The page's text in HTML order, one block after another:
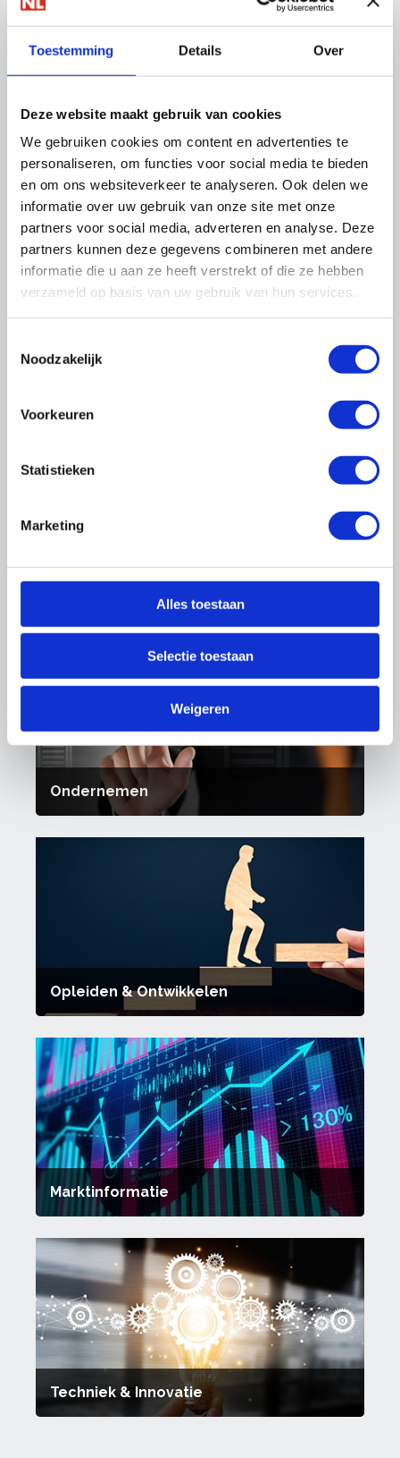
Toestemming Details Over
Deze website maakt gebruik van cookies
We gebruiken cookies om content en advertenties te
personaliseren, om functies voor social media te bieden
en om ons websiteverkeer te analyseren. Ook delen we
informatie over uw gebruik van onze site met onze
partners voor social media, adverteren en analyse. Deze
partners kunnen deze gegevens combineren met andere
informatie die u aan ze heeft verstrekt of die ze hebben
verzameld op basis van uw gebruik van hun services.
Noodzakelijk
Voorkeuren
Statistieken
Marketing
Alles toestaan
Selectie toestaan
Weigeren
Arbo & Milieu
Ondernemen
Opleiden & Ontwikkelen
Marktinformatie
Techniek & Innovatie